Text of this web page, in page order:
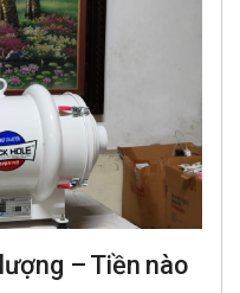
– Tiền nào